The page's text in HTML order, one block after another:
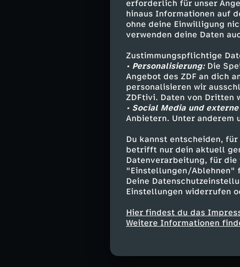
erforderlich für unser
hinaus Informationen auf
ohne deine Einwilligung
verwenden deine Daten
Zustimmungspflichtige
• Personalisierung:Die
Angebot des ZDF an dich
personalisieren wir
ZDFtivi. Daten von Dritten
• Social Media und
Anbietern. Unter anderem
Du kannst entscheiden,
betrifft nur dein aktuell
Datenverarbeitung, für
"Einstellungen/Ablehnen"
Deine
Einstellungen widerrufen
Hier findest du das
Weitere Informationen
Wohlfühlfaktor.
Emell Gök Che
Design.
In zwei Schritten
Umgestaltung: Am
seiner Besitzer.
Träume, um diese
auch die
dessen Ende
Designrichtungen
dann Variante
von der
Unterstützt durch
Designs
Während der
überzeugende